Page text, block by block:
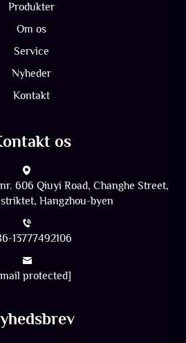
Produkter
Om os
Service
Nyheder
Kontakt
os
606 Qiuyi Road, Changhe Street,
Hangzhou-byen
13777492106
protected]